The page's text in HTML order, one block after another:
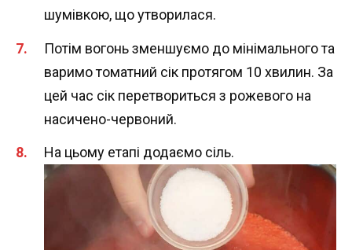
шумівкою, що утворилася.
Потім вогонь зменшуємо до мінімального та
варимо томатний сік протягом 10 хвилин. За
цей час сік перетвориться з рожевого на
насичено-червоний.
На цьому етапі додаємо сіль.